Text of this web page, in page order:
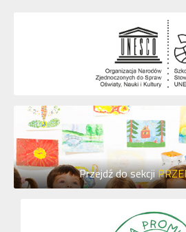
Przejdź do sekcji